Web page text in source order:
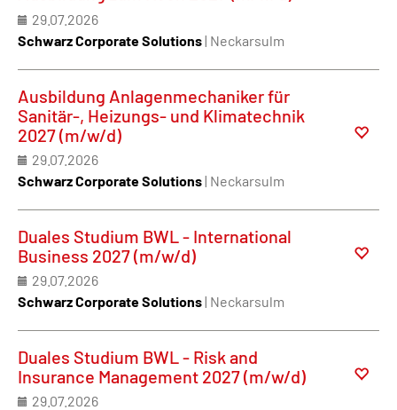
29.07.2026
Schwarz Corporate Solutions| Neckarsulm
Ausbildung Anlagenmechaniker für
Sanitär-, Heizungs- und Klimatechnik
2027 (m/w/d)
29.07.2026
Schwarz Corporate Solutions| Neckarsulm
Duales Studium BWL - International
Business 2027 (m/w/d)
29.07.2026
Schwarz Corporate Solutions| Neckarsulm
Duales Studium BWL - Risk and
Insurance Management 2027 (m/w/d)
29.07.2026